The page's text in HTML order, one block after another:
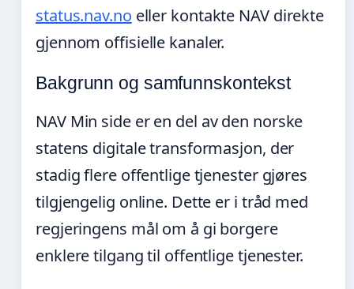
status.nav.no eller kontakte NAV direkte
gjennom offisielle kanaler.
Bakgrunn og samfunnskontekst
NAV Min side er en del av den norske
statens digitale transformasjon, der
stadig flere offentlige tjenester gjøres
tilgjengelig online. Dette er i tråd med
regjeringens mål om å gi borgere
enklere tilgang til offentlige tjenester.